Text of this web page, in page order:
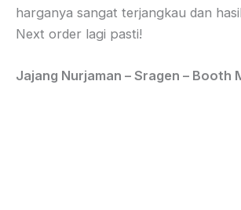
harganya sangat terjangkau dan
Next order lagi pasti!
Jajang Nurjaman – Sragen – Booth